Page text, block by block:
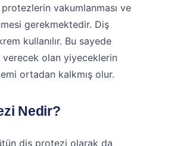
vakumlanması ve
gerekmektedir. Diş
kullanılır. Bu sayede
verecek olan yiyeceklerin
ortadan kalkmış olur.
Nedir?
diş protezi olarak da